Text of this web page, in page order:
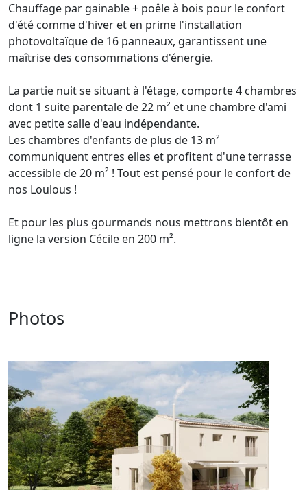
Chauffage par gainable + poêle à bois pour le confort
d'été comme d'hiver et en prime l'installation
photovoltaïque de 16 panneaux, garantissent une
maîtrise des consommations d'énergie.
La partie nuit se situant à l'étage, comporte 4 chambres
dont 1 suite parentale de 22 m² et une chambre d'ami
avec petite salle d'eau indépendante.
Les chambres d'enfants de plus de 13 m²
communiquent entres elles et profitent d'une terrasse
accessible de 20 m² ! Tout est pensé pour le confort de
nos Loulous !
Et pour les plus gourmands nous mettrons bientôt en
ligne la version Cécile en 200 m².
Photos